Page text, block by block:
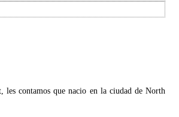
, les contamos que nacio en la ciudad de North